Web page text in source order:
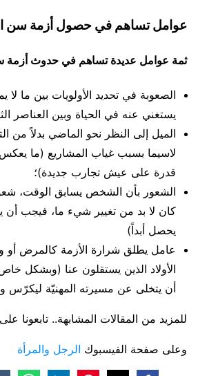
عوامل تساهم في حصول أزمة سن
ثمة عوامل عديدة تساهم في حدوث
الصعوبة في تحديد الأولويات بين ما
يستغني عنه في الحياة وبين العناصر
الميل إلى النظر نحو الماضي بدلاً من
لاسيما بسبب غياب المشاريع (ما
قدرة على عيش تجارب جديدة)؛
الشعور بأن الشخص يسابق الوقت،
كان لا بد من تغيير شيء ما، فيجب أن
يحصل أبداً)
عامل يطلق شرارة الأزمة كالمرض أو
الأولاد الذين يستقلون عنا (وبشكل خاص
أن يتخلى عن مسيرته المهنيّة ليكرّس
للمزيد من المقالات المشابهة.. تابعونا على
وعلى صفحة الفيسبوك الرجل والمرأة